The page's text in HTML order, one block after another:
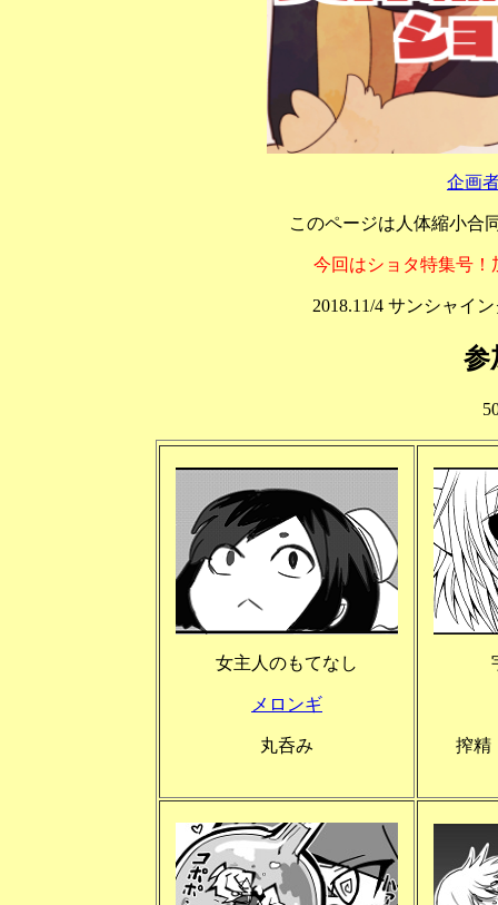
企画
このページは人体縮小合
今回はショタ特集号
2018.11/4 サンシャ
参
女主人のもてなし
メロンギ
丸呑み 搾精